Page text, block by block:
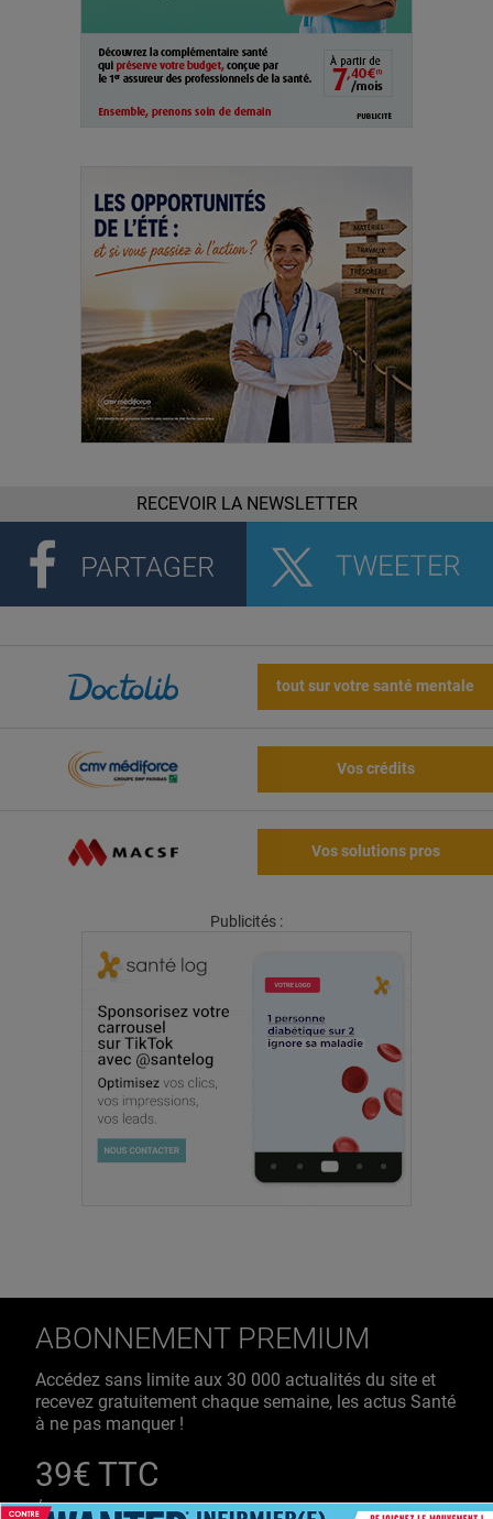
RECEVOIR LA NEWSLETTER
tout sur votre santé mentale
Vos crédits
Vos solutions pros
Publicités :
ABONNEMENT PREMIUM
Accédez sans limite aux 30 000 actualités du site et
recevez gratuitement chaque semaine, les actus Santé
à ne pas manquer !
39€ TTC
/ an